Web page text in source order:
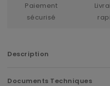
Paiement
sécurisé
Description
Documents Techniques